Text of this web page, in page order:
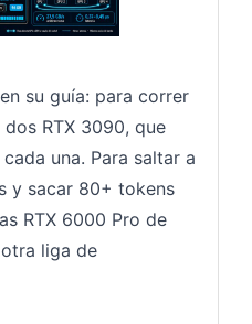
su guía: para correr
RTX 3090, que
una. Para saltar a
y sacar 80+ tokens
RTX 6000 Pro de
liga de